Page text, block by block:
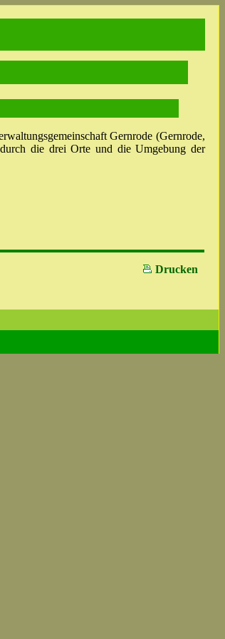
Gernrode (Gernrode,
die drei Orte und die Umgebung der
Drucken